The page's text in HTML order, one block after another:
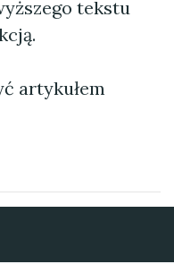
tekstu
artykułem